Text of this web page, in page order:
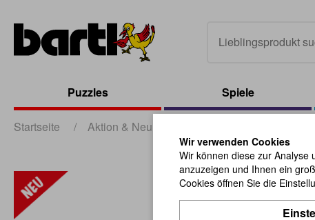
Puzzles Spiele
Startseite / Aktion & Neu
Wir verwenden Cookies
Wir können diese zur Analyse
anzuzeigen und Ihnen ein
Cookies öffnen Sie die